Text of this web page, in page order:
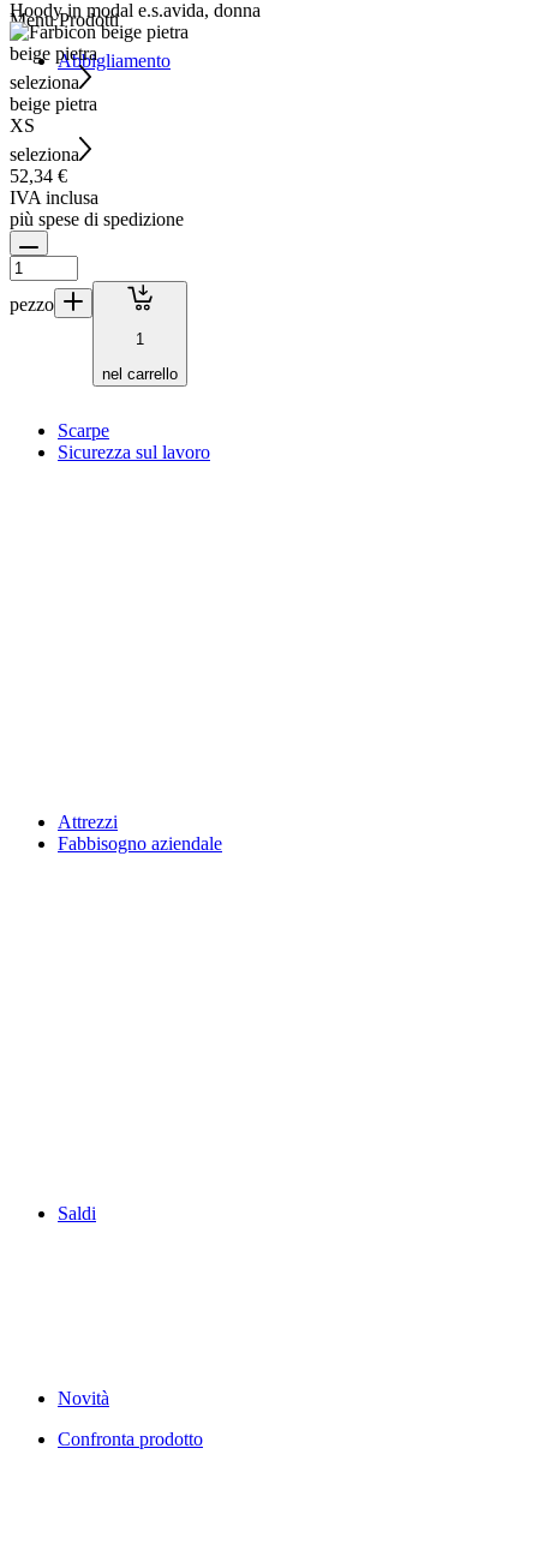
Menu Prodotti
Abbigliamento
Scarpe
Sicurezza sul lavoro
Attrezzi
Fabbisogno aziendale
Saldi
Novità
Confronta prodotto
Hoody in modal e.s.avida, donna
beige pietra
seleziona
beige pietra
XS
seleziona
52,34 €
IVA inclusa
più spese di spedizione
pezzo
1
nel carrello